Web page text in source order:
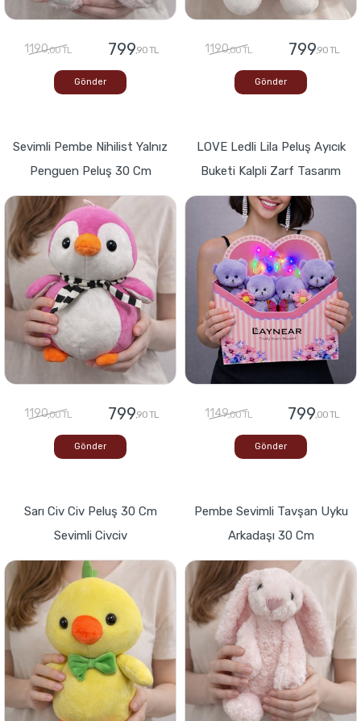
1190,00 TL 799,90 TL
Gönder
1190,00 TL 799,90 TL
Gönder
Sevimli Pembe Nihilist Yalnız
Penguen Peluş 30 Cm
1190,00 TL 799,90 TL
Gönder
LOVE Ledli Lila Peluş Ayıcık
Buketi Kalpli Zarf Tasarım
1149,00 TL 799,00 TL
Gönder
Sarı Civ Civ Peluş 30 Cm
Sevimli Civciv
Pembe Sevimli Tavşan Uyku
Arkadaşı 30 Cm